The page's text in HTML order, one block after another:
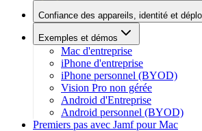
Confiance des appareils, identité et
Exemples et démos
Mac d'entreprise
iPhone d'entreprise
iPhone personnel (BYOD)
Vision Pro non gérée
Android d'Entreprise
Android personnel (BYOD)
Premiers pas avec Jamf pour Mac